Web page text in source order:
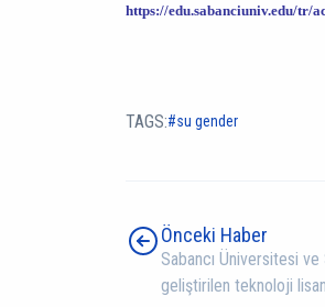
https://edu.sabanciuniv.edu/tr/
TAGS: su gender
Önceki Haber
Sabancı Üniversitesi ve
geliştirilen teknoloji